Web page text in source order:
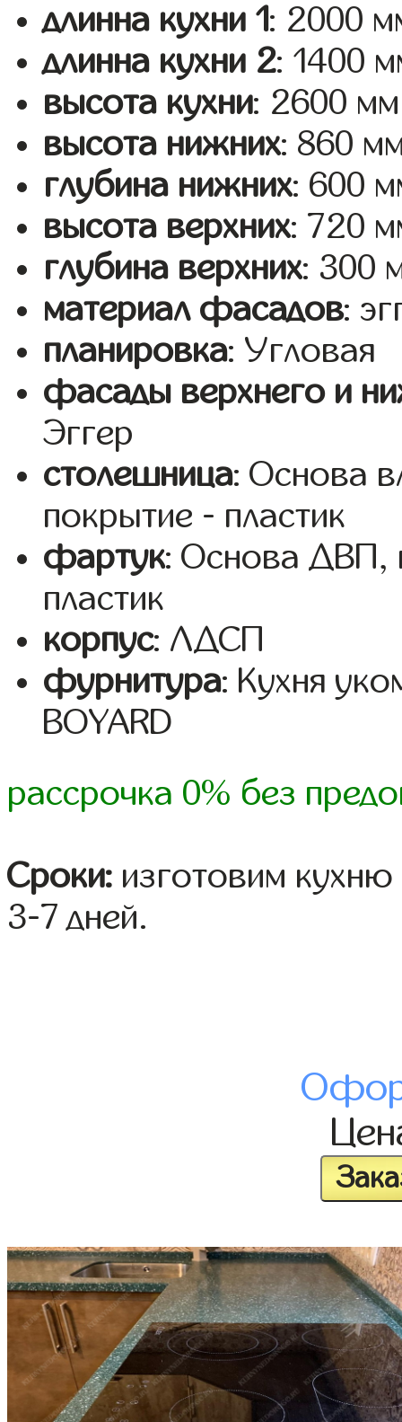
длинна кухни 1: 2000
длинна кухни 2: 1400
высота кухни: 2600 мм
высота нижних: 860
глубина нижних: 600
высота верхних: 720
глубина верхних: 300
материал фасадов:
планировка: Угловая
фасады верхнего и
Эггер
столешница: Основа
покрытие - пластик
фартук: Основа ДВП,
пластик
корпус: ЛДСП
фурнитура: Кухня
BOYARD
рассрочка 0% без
Сроки: изготовим
3-7 дней.